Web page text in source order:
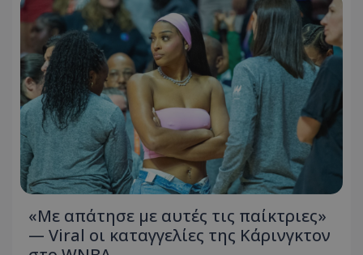
«Με απάτησε με αυτές τις παίκτριες»
— Viral οι καταγγελίες της Κάρινγκτον